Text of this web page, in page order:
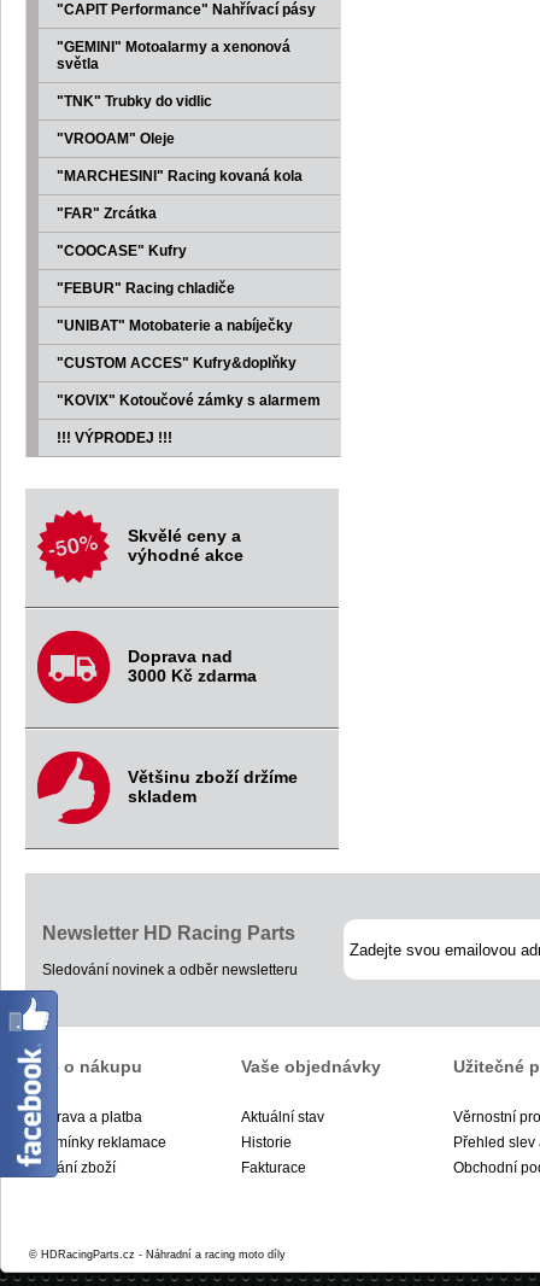
"CAPIT Performance" Nahřívací pásy
"GEMINI" Motoalarmy a xenonová
světla
"TNK" Trubky do vidlic
"VROOAM" Oleje
"MARCHESINI" Racing kovaná kola
"FAR" Zrcátka
"COOCASE" Kufry
"FEBUR" Racing chladiče
"UNIBAT" Motobaterie a nabíječky
"CUSTOM ACCES" Kufry&doplňky
"KOVIX" Kotoučové zámky s alarmem
!!! VÝPRODEJ !!!
Skvělé ceny a
výhodné akce
Doprava nad
3000 Kč zdarma
Většinu zboží držíme
skladem
Newsletter HD Racing Parts
Sledování novinek a odběr newsletteru
Vše o nákupu
Doprava a platba
Podmínky reklamace
Dodání zboží
Vaše objednávky
Aktuální stav
Historie
Fakturace
Užitečné
Věrnostní
Přehled slev
Obchodní
© HDRacingParts.cz - Náhradní a racing moto díly